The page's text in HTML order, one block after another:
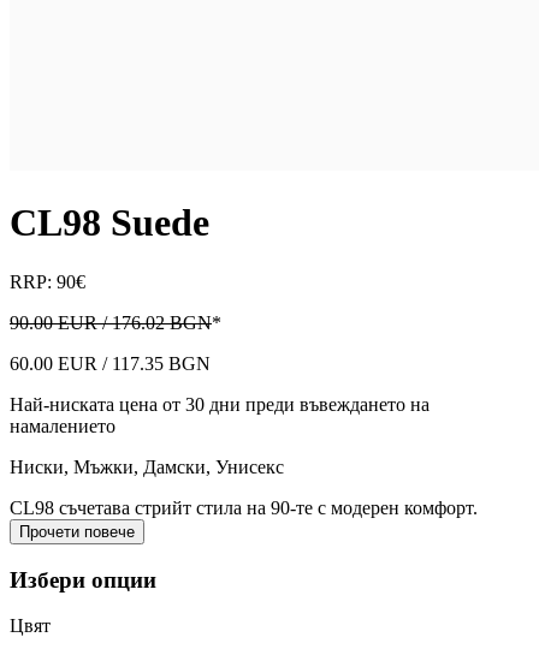
CL98 Suede
RRP: 90€
90.00 EUR / 176.02 BGN*
60.00 EUR / 117.35 BGN
Най-ниската цена от 30 дни преди въвеждането на
намалението
Ниски, Мъжки, Дамски, Унисекс
CL98 съчетава стрийт стила на 90-те с модерен комфорт.
Прочети повече
Избери опции
Цвят